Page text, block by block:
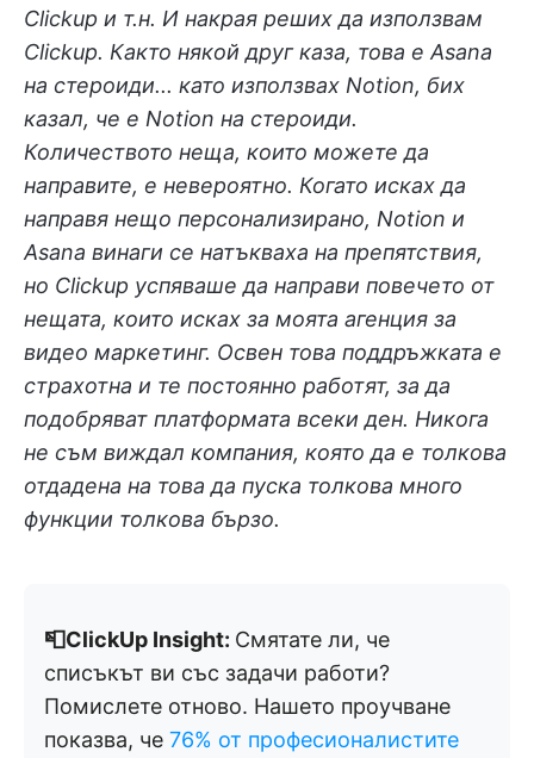
Clickup и т.н. И накрая реших да използвам
Clickup. Както някой друг каза, това е Asana
на стероиди... като използвах Notion, бих
казал, че е Notion на стероиди.
Количеството неща, които можете да
направите, е невероятно. Когато исках да
направя нещо персонализирано, Notion и
Asana винаги се натъкваха на препятствия,
но Clickup успяваше да направи повечето от
нещата, които исках за моята агенция за
видео маркетинг. Освен това поддръжката е
страхотна и те постоянно работят, за да
подобряват платформата всеки ден. Никога
не съм виждал компания, която да е толкова
отдадена на това да пуска толкова много
функции толкова бързо.
📮ClickUp Insight: Смятате ли, че
списъкът ви със задачи работи?
Помислете отново. Нашето проучване
показва, че 76% от професионалистите